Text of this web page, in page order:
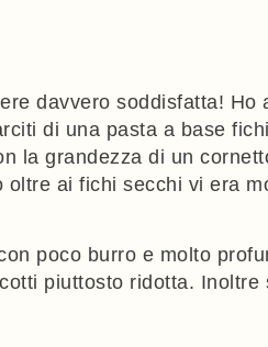
davvero soddisfatta! Ho
di una pasta a base
la grandezza di un
ai fichi secchi vi era
poco burro e molto
piuttosto ridotta. Inoltre